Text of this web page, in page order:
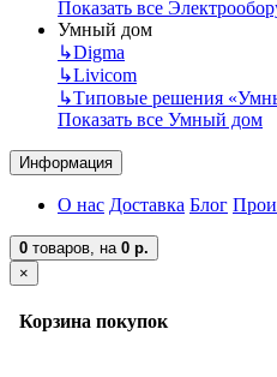
Показать все
Умный дом
↳Digma
↳Livicom
↳Типовые решения
Показать все Умный дом
Информация
О нас Доставка Блог
0 товаров, на 0 р.
×
Корзина покупок